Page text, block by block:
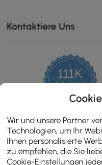
Kontaktiere Uns
111K
4.8
star
rating
ZERTIFIZIERTE
Wir und unsere Partner
Technologien, um Ihr
Ihnen personalisierte
zu empfehlen, die Sie
Cookie-Einstellungen